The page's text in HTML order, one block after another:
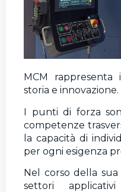
MCM
storia e innovazione.
I punti di forza
competenze
la capacità di
per ogni esigenza
Nel corso della
settori